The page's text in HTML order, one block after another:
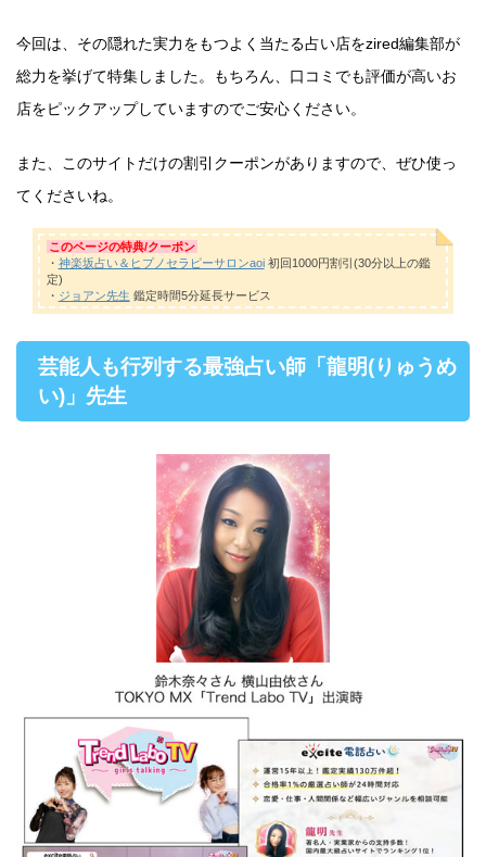
今回は、その隠れた実力をもつよく当たる占い店をzired編集部が
総力を挙げて特集しました。もちろん、口コミでも評価が高いお
店をピックアップしていますのでご安心ください。
また、このサイトだけの割引クーポンがありますので、ぜひ使っ
てくださいね。
このページの特典/クーポン
・ 神楽坂占い＆ヒプノセラピーサロンaoi初回1000円割引(30分以上の鑑
定)
・ ジョアン先生 鑑定時間5分延長サービス
芸能人も行列する最強占い師「龍明(りゅうめ
い)」先生